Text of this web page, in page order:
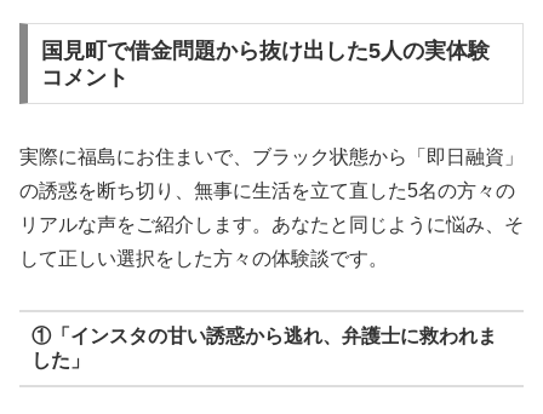
国見町で借金問題から抜け出した5人の実体験
コメント
実際に福島にお住まいで、ブラック状態から「即日融資」
の誘惑を断ち切り、無事に生活を立て直した5名の方々の
リアルな声をご紹介します。あなたと同じように悩み、そ
して正しい選択をした方々の体験談です。
①「インスタの甘い誘惑から逃れ、弁護士に救われま
した」